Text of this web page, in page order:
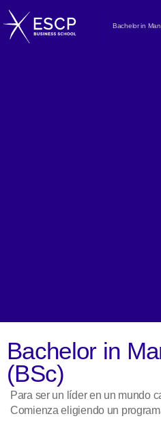
Bachelor in
Bachelor in
(BSc)
Para ser un líder en un mundo
Comienza eligiendo un